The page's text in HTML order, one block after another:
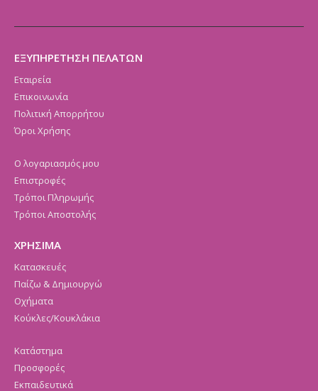
ΕΞΥΠΗΡΕΤΗΣΗ ΠΕΛΑΤΩΝ
Εταιρεία
Επικοινωνία
Πολιτική Απορρήτου
Όροι Χρήσης
Ο λογαριασμός μου
Επιστροφές
Τρόποι Πληρωμής
Τρόποι Αποστολής
ΧΡΗΣΙΜΑ
Κατασκευές
Παίζω & Δημιουργώ
Οχήματα
Κούκλες/Κουκλάκια
Κατάστημα
Προσφορές
Εκπαιδευτικά